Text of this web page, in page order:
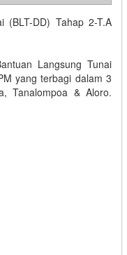
(BLT-DD) Tahap 2-T.A
Langsung Tunai
yang terbagi dalam 3
Tanalompoa & Aloro.